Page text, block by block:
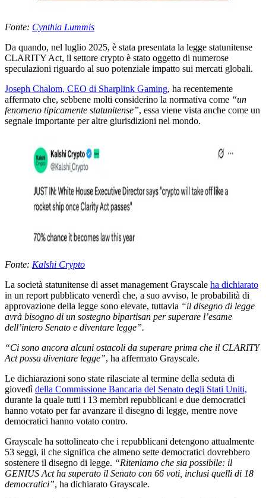
Fonte: Cynthia Lummis
Da quando, nel luglio 2025, è stata presentata la legge statunitense
CLARITY Act, il settore crypto è stato oggetto di numerose
speculazioni riguardo al suo potenziale impatto sui mercati globali.
Joseph Chalom, CEO di Sharplink Gaming, ha recentemente
affermato che, sebbene molti considerino la normativa come “un
fenomeno tipicamente statunitense”, essa viene vista anche come un
segnale importante per altre giurisdizioni nel mondo.
Fonte: Kalshi Crypto
La società statunitense di asset management Grayscale ha dichiarato
in un report pubblicato venerdì che, a suo avviso, le probabilità di
approvazione della legge sono elevate, tuttavia “il disegno di legge
avrà bisogno di un sostegno bipartisan per superare l’esame
dell’intero Senato e diventare legge”.
“Ci sono ancora alcuni ostacoli da superare prima che il CLARITY
Act possa diventare legge”, ha affermato Grayscale.
Le dichiarazioni sono state rilasciate al termine della seduta di
giovedì della Commissione Bancaria del Senato degli Stati Uniti,
durante la quale tutti i 13 membri repubblicani e due democratici
hanno votato per far avanzare il disegno di legge, mentre nove
democratici hanno votato contro.
Grayscale ha sottolineato che i repubblicani detengono attualmente
53 seggi, il che significa che almeno sette democratici dovrebbero
sostenere il disegno di legge. “Riteniamo che sia possibile: il
GENIUS Act ha superato il Senato con 66 voti, inclusi quelli di 18
democratici”, ha dichiarato Grayscale.